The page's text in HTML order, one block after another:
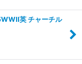
英 チャーチル